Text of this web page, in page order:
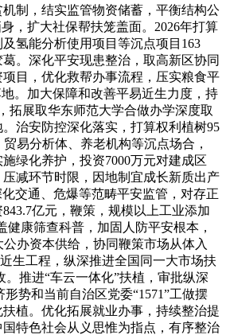
制，结实监管物资储蓄，平衡结构公
，扩大社保帮扶笼盖面。2026年打算
氢能分析使用项目等沉点项目163
。深化平安现患整治，取高新区协同
目，优化救帮办事流程，压实粮食平
。加大保障和改善平易近生力度，持
拓展取华东师范大学合做办学深度取
治安防控深化落实，打算权利植树95
易分析体、养老机构等沉点场合，
绿化养护，投资7000万元对建成区
减环节时限，因地制宜成长新质出产
交通、危爆等范畴平安监管，对存正
亿元，鞭策，规模以上工业添加
康筛查科普，加固人防平安根本，
办资本供给，协同鞭策市场从体入
生工程，纵深推进全国同一大市场扶
推进“车云一体化”扶植，审批纵深
势和当前自治区党委“1571”工做摆
植。优化拓展就业办事，持续整治提
特色社会从义思惟为指点，有序整治